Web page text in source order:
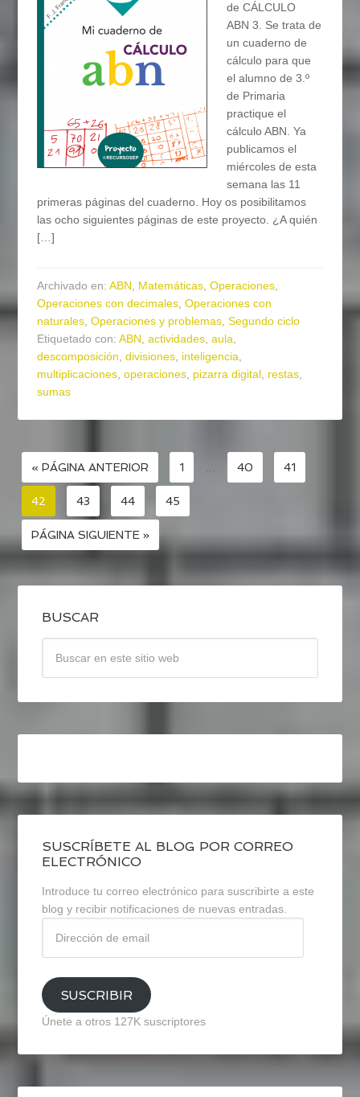
de CÁLCULO
ABN 3. Se trata de
un cuaderno de
cálculo para que
el alumno de 3.º
de Primaria
practique el
cálculo ABN. Ya
publicamos el
miércoles de esta
semana las 11
primeras páginas del cuaderno. Hoy os posibilitamos
las ocho siguientes páginas de este proyecto. ¿A quién
[…]
Archivado en:ABN, Matemáticas,Operaciones,
Operaciones con decimales,Operaciones con
naturales,Operaciones y problemas,Segundo ciclo
Etiquetado con:ABN,actividades,aula,
descomposición,divisiones, inteligencia,
multiplicaciones,operaciones, pizarra digital, restas,
sumas
« PÁGINA ANTERIOR 1 … 40 41
42 43 44 45
PÁGINA SIGUIENTE »
BUSCAR
SUSCRÍBETE AL BLOG POR CORREO
ELECTRÓNICO
Introduce tu correo electrónico para suscribirte a este
blog y recibir notificaciones de nuevas entradas.
email
SUSCRIBIR
Únete a otros 127K suscriptores